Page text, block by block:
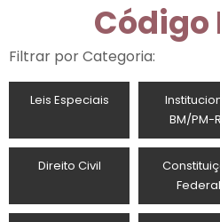
Código
Filtrar por Categoria:
Leis Especiais
BM/PM-
Direito Civil
Federal